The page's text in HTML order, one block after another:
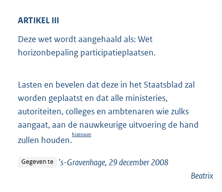
ARTIKEL III
Deze wet wordt aangehaald als: Wet
horizonbepaling participatieplaatsen.
Lasten en bevelen dat deze in het Staatsblad zal
worden geplaatst en dat alle ministeries,
autoriteiten, colleges en ambtenaren wie zulks
aangaat, aan de nauwkeurige uitvoering de hand
zullen houden.
histnoot
Gegeven te
’s-Gravenhage, 29 december 2008
Beatrix